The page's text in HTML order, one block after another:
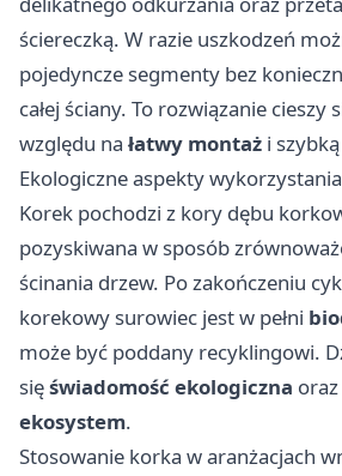
ściereczką. W razie uszkodzeń
pojedyncze segmenty bez
całej ściany. To rozwiązanie cieszy
względu na łatwy montaż i szybką
Ekologiczne aspekty
Korek pochodzi z kory dębu
pozyskiwana w sposób
ścinania drzew. Po zakończeniu
korekowy surowiec jest w pełni
może być poddany recyklingowi.
sięświadomość ekologiczna oraz
ekosystem.
Stosowanie korka w aranżacjach